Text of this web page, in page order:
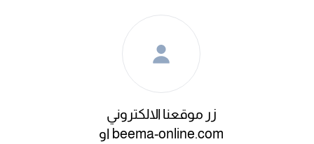
زر موقعنا الالكتروني
beema-online.com او